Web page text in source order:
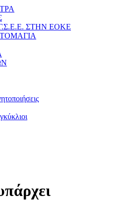
ΣΤΗΝ ΕΟΚΕ